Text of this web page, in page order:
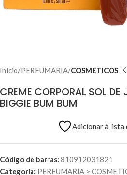
Início PERFUMARIA COSMETICOS
CREME CORPORAL SOL DE
BIGGIE BUM BUM
Adicionar à lista
Código de barras: 810912031821
Categoria: PERFUMARIA >